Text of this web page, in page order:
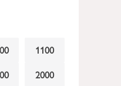
1100
2000